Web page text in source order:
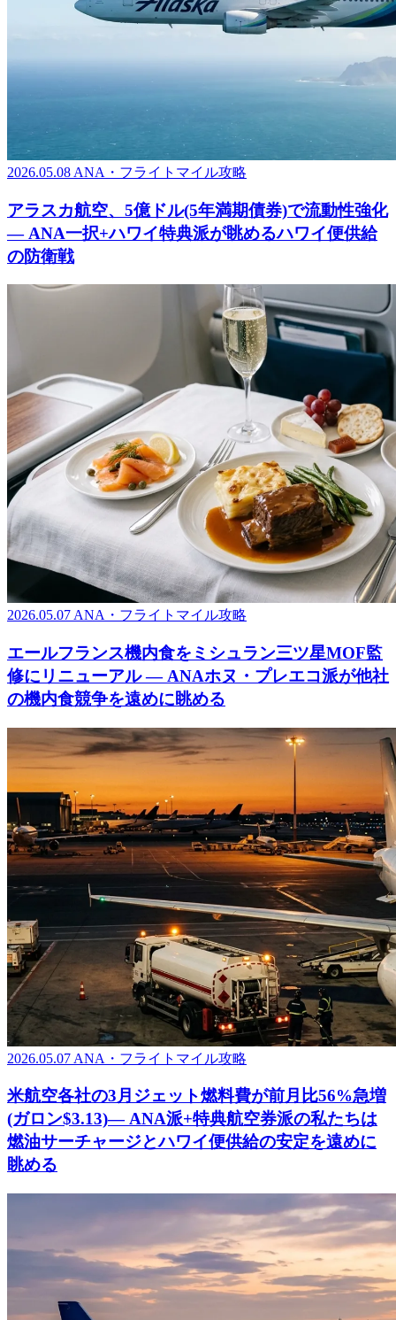
2026.05.08 ANA・フライトマイル攻略
アラスカ航空、5億ドル(5年満期債券)で流動性強化
― ANA一択+ハワイ特典派が眺めるハワイ便供給
の防衛戦
2026.05.07 ANA・フライトマイル攻略
エールフランス機内食をミシュラン三ツ星MOF監
修にリニューアル ― ANAホヌ・プレエコ派が他社
の機内食競争を遠めに眺める
2026.05.07 ANA・フライトマイル攻略
米航空各社の3月ジェット燃料費が前月比56%急増
(ガロン$3.13)― ANA派+特典航空券派の私たちは
燃油サーチャージとハワイ便供給の安定を遠めに
眺める